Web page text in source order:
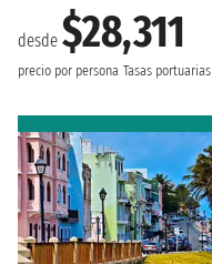
desde $28,311
precio por persona Tasas portuarias